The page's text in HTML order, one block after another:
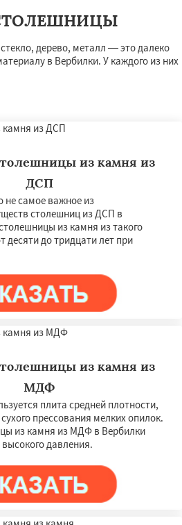
дерево, металл — это далеко
в Вербилки. У каждого из них
из камня из
ДСП
не самое важное из
столешниц из ДСП в
из камня из такого
десяти до тридцати лет при
из камня из
МДФ
плита средней плотности,
прессования мелких опилок.
из камня из МДФ в Вербилки
давления.